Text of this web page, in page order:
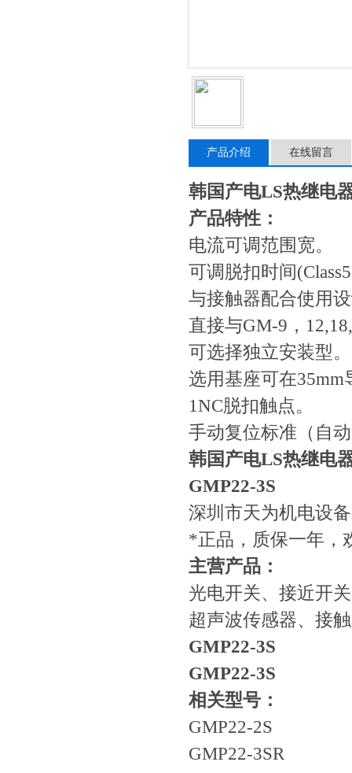
产品介绍 在线留言
韩国产电LS热继电
产品特性：
电流可调范围宽。
可调脱扣时间
与接触器配合使用
直接与GM-9，
可选择独立安装型。
选用基座可在35mm
1NC脱扣触点。
手动复位标准（自
韩国产电LS热继电
GMP22-3S
深圳市天为机电设
*正品，质保一年，
​主营产品：
光电开关、接近开
超声波传感器、接
GMP22-3S
GMP22-3S
相关型号：
GMP22-2S
GMP22-3SR